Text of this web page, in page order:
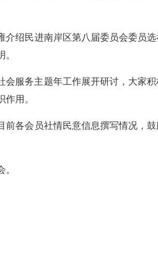
介绍民进南岸区第八届委员会委员
会服务主题年工作展开研讨，大家
作用。
前各会员社情民意信息撰写情况，